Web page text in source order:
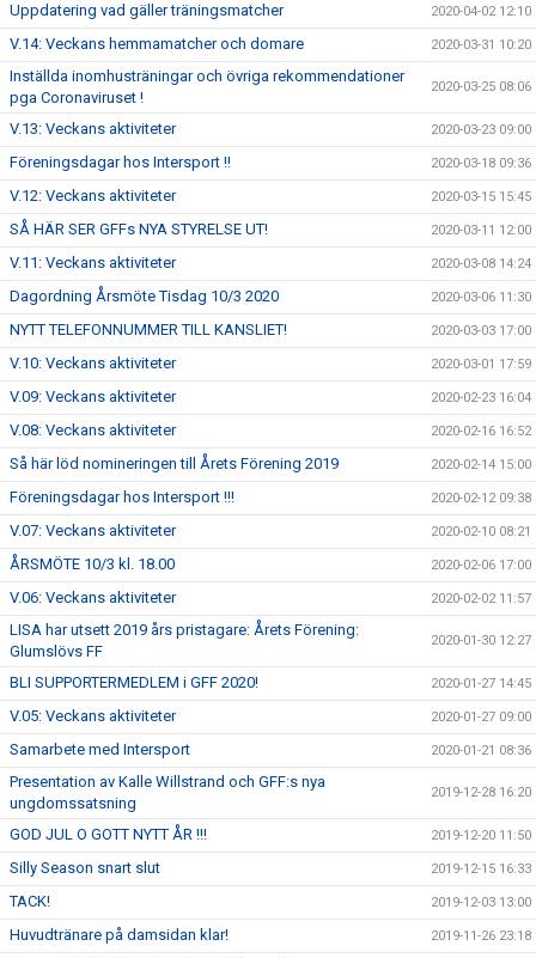
Uppdatering vad gäller träningsmatcher 2020-04-02 12:10
V.14: Veckans hemmamatcher och domare 2020-03-31 10:20
Inställda inomhusträningar och övriga rekommendationer
pga Coronaviruset !
2020-03-25 08:06
V.13: Veckans aktiviteter 2020-03-23 09:00
Föreningsdagar hos Intersport !! 2020-03-18 09:36
V.12: Veckans aktiviteter 2020-03-15 15:45
SÅ HÄR SER GFFs NYA STYRELSE UT! 2020-03-11 12:00
V.11: Veckans aktiviteter 2020-03-08 14:24
Dagordning Årsmöte Tisdag 10/3 2020 2020-03-06 11:30
NYTT TELEFONNUMMER TILL KANSLIET! 2020-03-03 17:00
V.10: Veckans aktiviteter 2020-03-01 17:59
V.09: Veckans aktiviteter 2020-02-23 16:04
V.08: Veckans aktiviteter 2020-02-16 16:52
Så här löd nomineringen till Årets Förening 2019 2020-02-14 15:00
Föreningsdagar hos Intersport !!! 2020-02-12 09:38
V.07: Veckans aktiviteter 2020-02-10 08:21
ÅRSMÖTE 10/3 kl. 18.00 2020-02-06 17:00
V.06: Veckans aktiviteter 2020-02-02 11:57
LISA har utsett 2019 års pristagare: Årets Förening:
Glumslövs FF
2020-01-30 12:27
BLI SUPPORTERMEDLEM i GFF 2020! 2020-01-27 14:45
V.05: Veckans aktiviteter 2020-01-27 09:00
Samarbete med Intersport 2020-01-21 08:36
Presentation av Kalle Willstrand och GFF:s nya
ungdomssatsning
2019-12-28 16:20
GOD JUL O GOTT NYTT ÅR !!! 2019-12-20 11:50
Silly Season snart slut 2019-12-15 16:33
TACK! 2019-12-03 13:00
Huvudtränare på damsidan klar! 2019-11-26 23:18